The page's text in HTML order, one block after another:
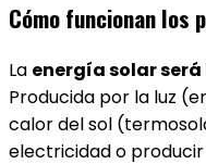
Cómo funcionan los
La energía solar
Producida por la luz
calor del sol
electricidad o